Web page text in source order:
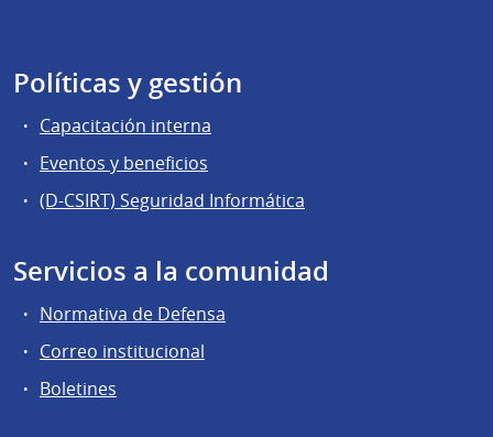
Políticas y gestión
Capacitación interna
Eventos y beneficios
(D-CSIRT) Seguridad Informática
Servicios a la comunidad
Normativa de Defensa
Correo institucional
Boletines